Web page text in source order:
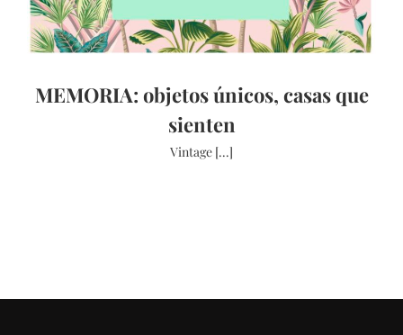
MEMORIA: objetos únicos, casas que
sienten
Vintage [...]